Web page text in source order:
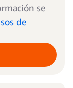
se
de